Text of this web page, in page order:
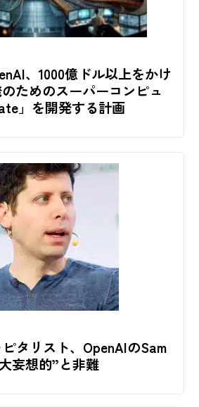
、1000億ドル以上をかけ
ためのスーパーコンピュ
」を開発する計画
タリスト、OpenAIのSam
妄想的”と非難